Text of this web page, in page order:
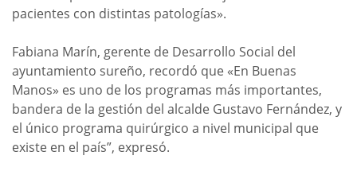
pacientes con distintas patologías».
Fabiana Marín, gerente de Desarrollo Social del
ayuntamiento sureño, recordó que «En Buenas
Manos» es uno de los programas más importantes,
bandera de la gestión del alcalde Gustavo Fernández, y
el único programa quirúrgico a nivel municipal que
existe en el país”, expresó.